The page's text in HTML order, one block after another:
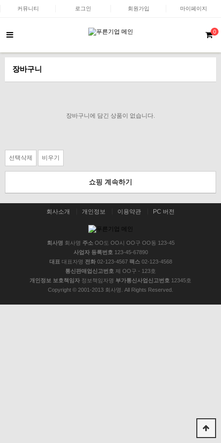
커뮤니티 로그인 회원가입 마이페이지
0
장바구니
장바구니에 담긴 상품이 없습니다.
선택삭제 비우기
쇼핑 계속하기
회사소개 개인정보 이용약관 PC 버전
회사명 회사명 주소OO도 OO시 OO구 OO동 123-45
사업자 등록번호 123-45-67890
대표 대표자명 전화02-123-4567 팩스02-123-4568
통신판매업신고번호 제 OO구 - 123호
개인정보 보호책임자 정보책임자명 부가통신사업신고번호 12345호
Copyright © 2001-2013 회사명. All Rights Reserved.